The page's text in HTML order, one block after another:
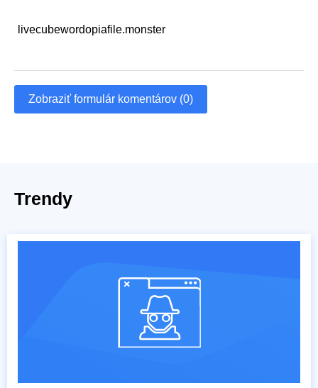
livecubewordopiafile.monster
Zobraziť formulár komentárov (0)
Trendy